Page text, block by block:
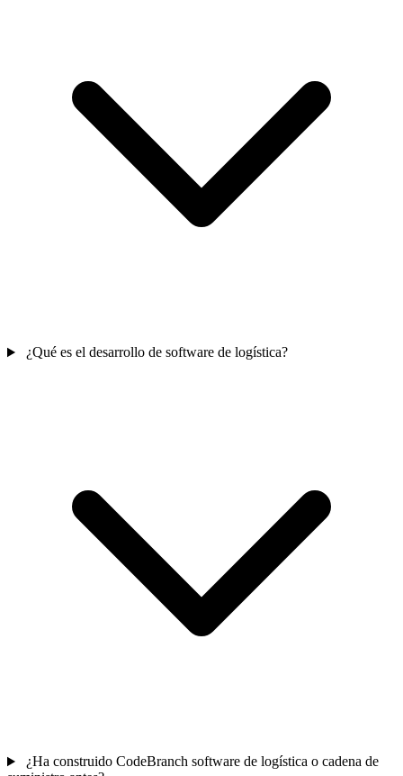
¿Qué es el desarrollo de software de logística?
¿Ha construido CodeBranch software de logística o cadena de